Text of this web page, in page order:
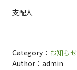
支配人
Category： お知らせ
Author：admin